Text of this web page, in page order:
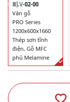
BLV-02-00
Vân gỗ
PRO Series
1200x600x1660
Thép sơn tĩnh
điện, Gỗ MFC
phủ Melamine